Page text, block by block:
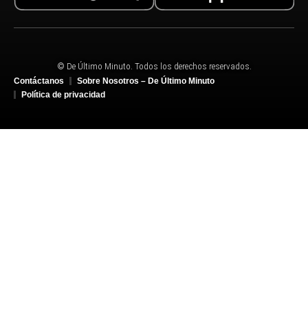
© De Último Minuto. Todos los derechos reservados.
Contáctanos
Sobre Nosotros – De Último Minuto
Política de privacidad